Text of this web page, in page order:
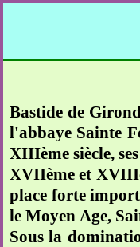
Bastide de
l'abbaye Sainte
XIIIème siècle,
XVIIème et
place forte
le Moyen Age,
Sous la